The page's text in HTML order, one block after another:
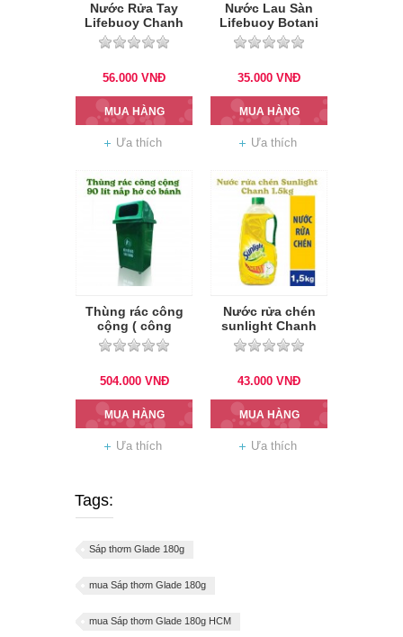
Nước Rửa Tay
Lifebuoy Chanh
400g (Vàng)
56.000 VNĐ
MUA HÀNG
Ưa thích
Nước Lau Sàn
Lifebuoy Botani
1kg
35.000 VNĐ
MUA HÀNG
Ưa thích
Thùng rác công
cộng ( công
nghiệp) 90 lít nắp
hở có bánh
504.000 VNĐ
MUA HÀNG
Ưa thích
Nước rửa chén
sunlight Chanh
1.5kg
43.000 VNĐ
MUA HÀNG
Ưa thích
Tags:
Sáp thơm Glade 180g
mua Sáp thơm Glade 180g
mua Sáp thơm Glade 180g HCM